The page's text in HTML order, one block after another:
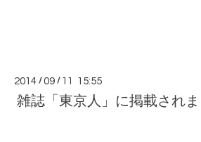
2014 /09 / 11 15:55
雑誌「東京人」に掲載され